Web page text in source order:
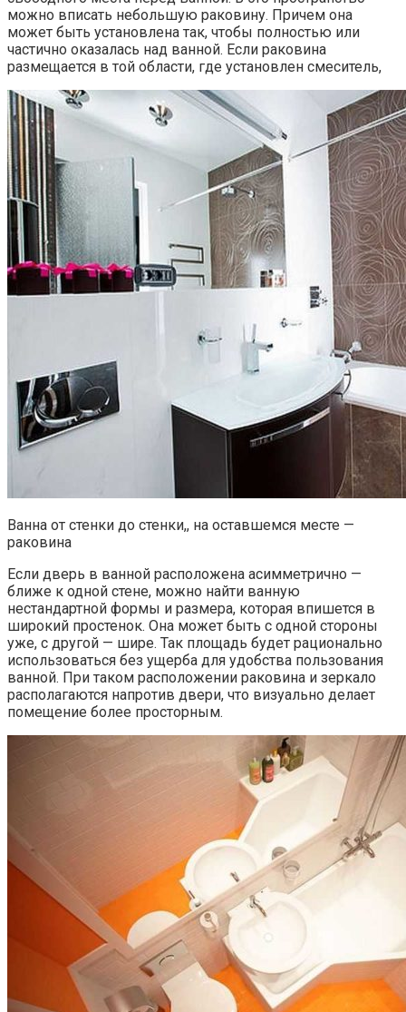
можно вписать небольшую раковину. Причем она
может быть установлена так, чтобы полностью или
частично оказалась над ванной. Если раковина
размещается в той области, где установлен смеситель,
Ванна от стенки до стенки,, на оставшемся месте —
раковина
Если дверь в ванной расположена асимметрично —
ближе к одной стене, можно найти ванную
нестандартной формы и размера, которая впишется в
широкий простенок. Она может быть с одной стороны
уже, с другой — шире. Так площадь будет рационально
использоваться без ущерба для удобства пользования
ванной. При таком расположении раковина и зеркало
располагаются напротив двери, что визуально делает
помещение более просторным.